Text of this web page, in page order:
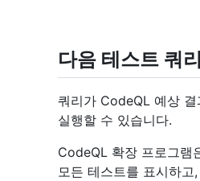
다음 테스트 쿼
쿼리가 CodeQL 예상
실행할 수 있습니다.
CodeQL 확장 프로그램
모든 테스트를 표시하